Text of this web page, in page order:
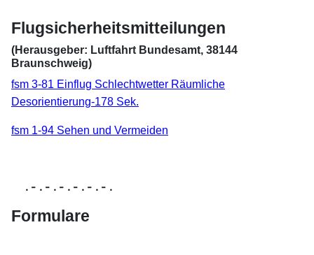
Flugsicherheitsmitteilungen
(Herausgeber: Luftfahrt Bundesamt, 38144
Braunschweig)
fsm 3-81 Einflug Schlechtwetter Räumliche
Desorientierung-178 Sek.
fsm 1-94 Sehen und Vermeiden
. - . - . - . - . - . - .
Formulare